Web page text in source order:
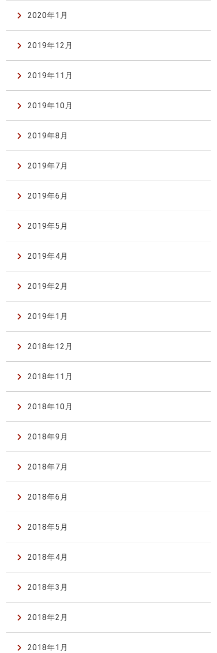
2020年1月
2019年12月
2019年11月
2019年10月
2019年8月
2019年7月
2019年6月
2019年5月
2019年4月
2019年2月
2019年1月
2018年12月
2018年11月
2018年10月
2018年9月
2018年7月
2018年6月
2018年5月
2018年4月
2018年3月
2018年2月
2018年1月